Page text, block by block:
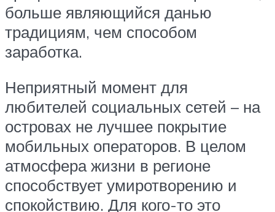
больше являющийся данью
традициям, чем способом
заработка.
Неприятный момент для
любителей социальных сетей – на
островах не лучшее покрытие
мобильных операторов. В целом
атмосфера жизни в регионе
способствует умиротворению и
спокойствию. Для кого-то это